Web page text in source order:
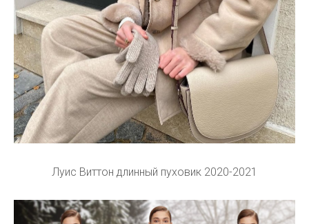
Луис Виттон длинный пуховик 2020-2021